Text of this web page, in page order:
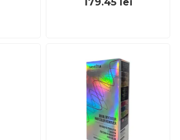
179.45 lei